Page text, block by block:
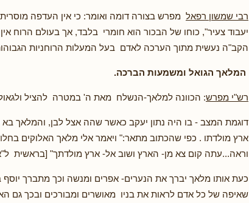
רבי שמשון רפאל מפרש בצורה דומה ואומר: כי אין העדפה
יעבוד צעיר", כוחו של הבכור הוא חומרי בלבד, אך בעולם הרוח
הקב"ה נעשית מתוך הערכה לאדם בעל המעלות הרוחניות
המלאך הגואל ומשמעות הברכה.
רש"י מפרש: הכוונה למלאך-הנשלח מאת ה' במטרה להציל
דוגמת המצב - בו היה נתון יעקב כאשר שהה אצל לבן, והמלאך בא
ארץ מולדתו . כפי שהכתוב מתאר:" ויאמר אלי מלאך האלוקים
וראה...עתה קום צא מן- הארץ ושוב אל- ארץ מולדתך" [בראשית
כעת אותו מלאך יברך את הנערים- אפרים ומנשה וכך מתברך
שאיפה של כל אדם לראות את בניו מאושרים ומבורכים ובכך גם